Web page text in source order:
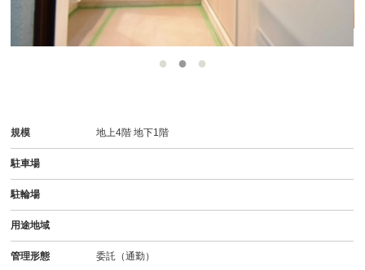
規模 地上4階 地下1階
駐車場
駐輪場
用途地域
管理形態 委託（通勤）